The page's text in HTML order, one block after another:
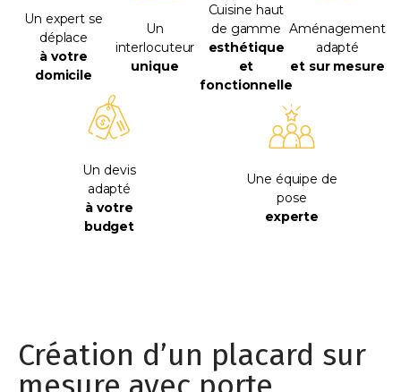
Un expert se
déplace
à votre
domicile
Un
interlocuteur
unique
Cuisine haut
de gamme
esthétique
et
fonctionnelle
Aménagement
adapté
et sur mesure
Un devis
adapté
à votre
budget
Une équipe de
pose
experte
Création d’un placard sur